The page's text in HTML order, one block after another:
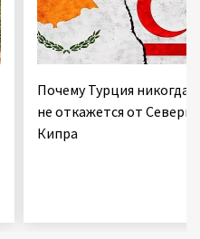
Почему Турция никогда
не откажется от
Кипра